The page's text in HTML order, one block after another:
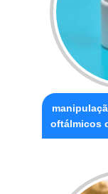
oftálmicos